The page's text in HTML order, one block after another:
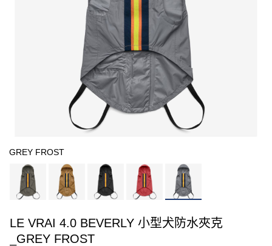
GREY FROST
LE VRAI 4.0 BEVERLY 小型犬防水夾克
_GREY FROST